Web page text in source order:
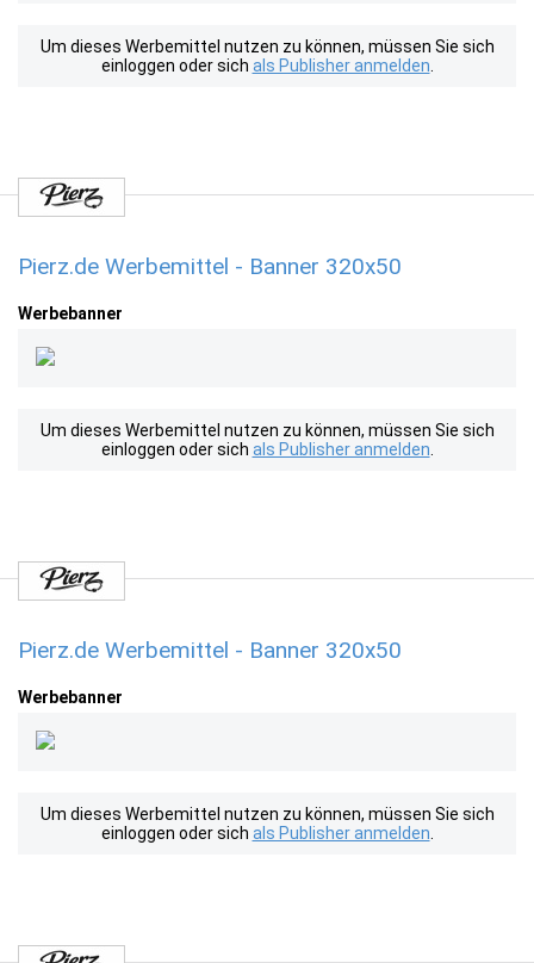
Um dieses Werbemittel nutzen zu können, müssen Sie sich
einloggen oder sich als Publisher anmelden
Pierz.de Werbemittel - Banner 320x50
Werbebanner
Um dieses Werbemittel nutzen zu können, müssen Sie sich
einloggen oder sich als Publisher anmelden
Pierz.de Werbemittel - Banner 320x50
Werbebanner
Um dieses Werbemittel nutzen zu können, müssen Sie sich
einloggen oder sich als Publisher anmelden